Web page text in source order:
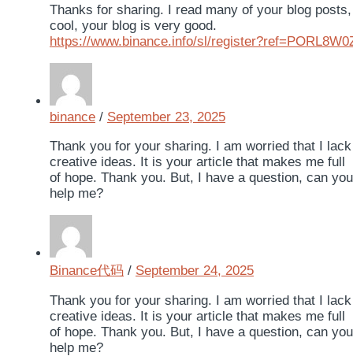
Thanks for sharing. I read many of your blog posts,
cool, your blog is very good.
https://www.binance.info/sl/
binance / September 23, 2025
Thank you for your sharing. I am worried that I lack
creative ideas. It is your article that makes me full
of hope. Thank you. But, I have a question, can you
help me?
Binance代码 / September 24, 2025
Thank you for your sharing. I am worried that I lack
creative ideas. It is your article that makes me full
of hope. Thank you. But, I have a question, can you
help me?